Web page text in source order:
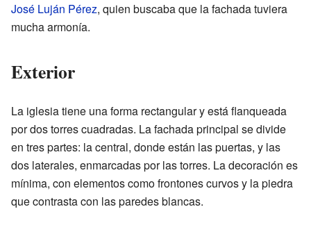
José Luján Pérez, quien buscaba que la fachada tuviera
mucha armonía.
Exterior
La iglesia tiene una forma rectangular y está flanqueada
por dos torres cuadradas. La fachada principal se divide
en tres partes: la central, donde están las puertas, y las
dos laterales, enmarcadas por las torres. La decoración es
mínima, con elementos como frontones curvos y la piedra
que contrasta con las paredes blancas.